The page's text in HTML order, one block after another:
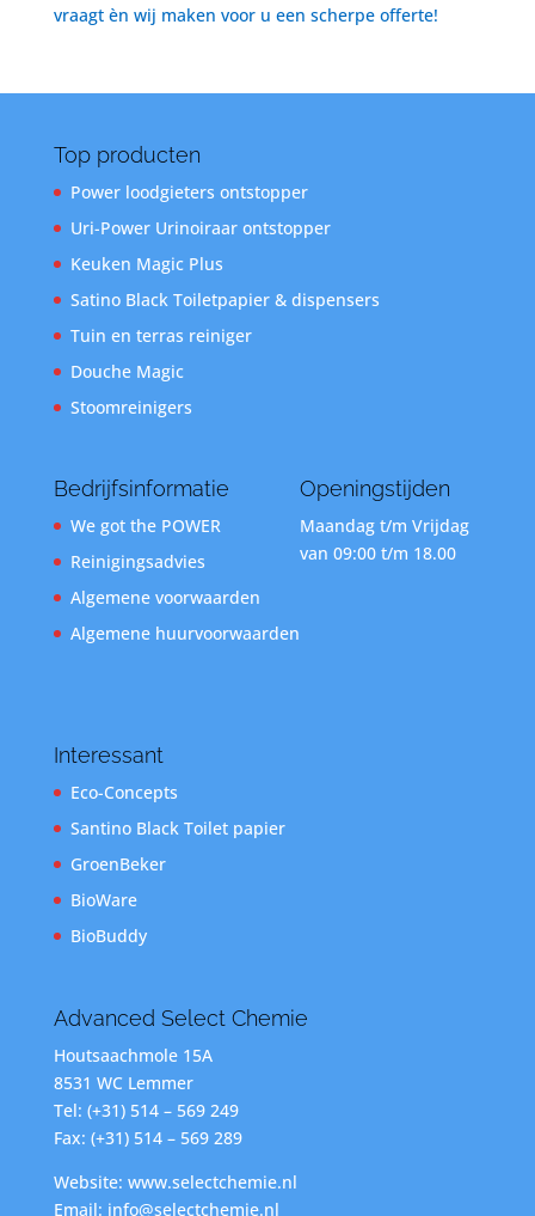
vraagt èn wij maken voor u een scherpe offerte!
Top producten
Power loodgieters ontstopper
Uri-Power Urinoiraar ontstopper
Keuken Magic Plus
Satino Black Toiletpapier & dispensers
Tuin en terras reiniger
Douche Magic
Stoomreinigers
Bedrijfsinformatie
We got the POWER
Reinigingsadvies
Algemene voorwaarden
Algemene huurvoorwaarden
Openingstijden
Maandag t/m Vrijdag
van 09:00 t/m 18.00
Interessant
Eco-Concepts
Santino Black Toilet papier
GroenBeker
BioWare
BioBuddy
Advanced Select Chemie
Houtsaachmole 15A
8531 WC Lemmer
Tel: (+31) 514 – 569 249
Fax: (+31) 514 – 569 289
Website: www.selectchemie.nl
Email: info@selectchemie.nl